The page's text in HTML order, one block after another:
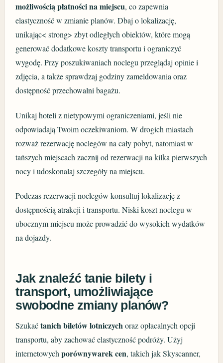
możliwością płatności na miejscu, co zapewnia
elastyczność w zmianie planów. Dbaj o lokalizację,
unikając< strong> zbyt odległych obiektów, które mogą
generować dodatkowe koszty transportu i ograniczyć
wygodę. Przy poszukiwaniach noclegu przeglądaj opinie i
zdjęcia, a także sprawdzaj godziny zameldowania oraz
dostępność przechowalni bagażu.
Unikaj hoteli z nietypowymi ograniczeniami, jeśli nie
odpowiadają Twoim oczekiwaniom. W drogich miastach
rozważ rezerwację noclegów na cały pobyt, natomiast w
tańszych miejscach zacznij od rezerwacji na kilka pierwszych
nocy i udoskonalaj szczegóły na miejscu.
Podczas rezerwacji noclegów konsultuj lokalizację z
dostępnością atrakcji i transportu. Niski koszt noclegu w
ubocznym miejscu może prowadzić do wysokich wydatków
na dojazdy.
Jak znaleźć tanie bilety i
transport, umożliwiające
swobodne zmiany planów?
Szukaćtanich biletów lotniczychoraz opłacalnych opcji
transportu, aby zachować elastyczność podróży. Użyj
internetowychporównywarek cen, takich jak Skyscanner,